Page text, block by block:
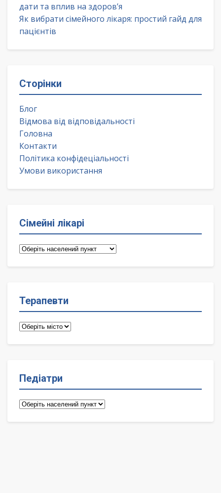
дати та вплив на здоров’я
Як вибрати сімейного лікаря: простий гайд для
пацієнтів
Сторінки
Блог
Відмова від відповідальності
Головна
Контакти
Політика конфідеціальності
Умови використання
Сімейні лікарі
Сімейні
Терапевти
Терапевти
Педіатри
Педіатри